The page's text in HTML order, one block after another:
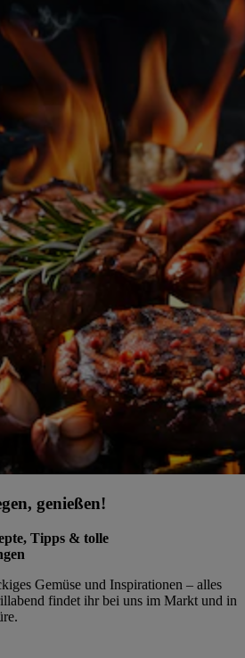
genießen!
Tipps & tolle
Gemüse und Inspirationen – alles
findet ihr bei uns im Markt und in